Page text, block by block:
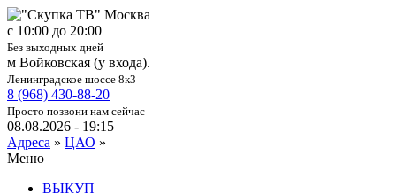
c 10:00 до 20:00
Без выходных дней
м Войковская (у входа).
Ленинградское шоссе 8к3
8 (968) 430-88-20
Просто позвони нам сейчас
08.08.2026 - 19:15
Адреса » ЦАО »
Меню
ВЫКУП